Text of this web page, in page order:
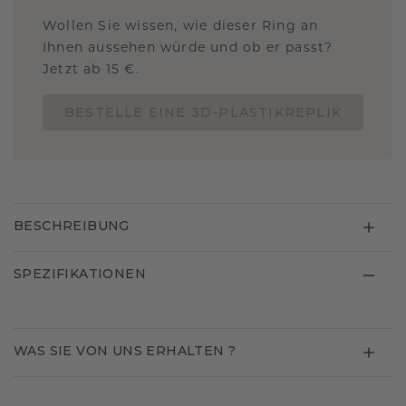
Wollen Sie wissen, wie dieser Ring an
Ihnen aussehen würde und ob er passt?
Jetzt ab 15 €.
BESCHREIBUNG
SPEZIFIKATIONEN
WAS SIE VON UNS ERHALTEN ?